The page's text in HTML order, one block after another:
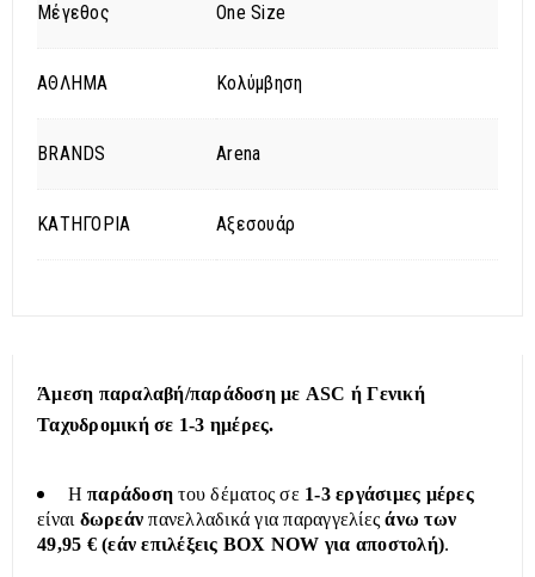
Μέγεθος One Size
ΑΘΛΗΜΑ Κολύμβηση
BRANDS Arena
ΚΑΤΗΓΟΡΙΑ Αξεσουάρ
Άμεση παραλαβή/παράδοση με ASC ή Γενική
Ταχυδρομική σε 1-3 ημέρες.
Ηπαράδοση του δέματος σε 1-3 εργάσιμες μέρες
είναι δωρεάν πανελλαδικά για παραγγελίεςάνω των
49,95 € (εάν επιλέξεις BOX NOW για αποστολή).